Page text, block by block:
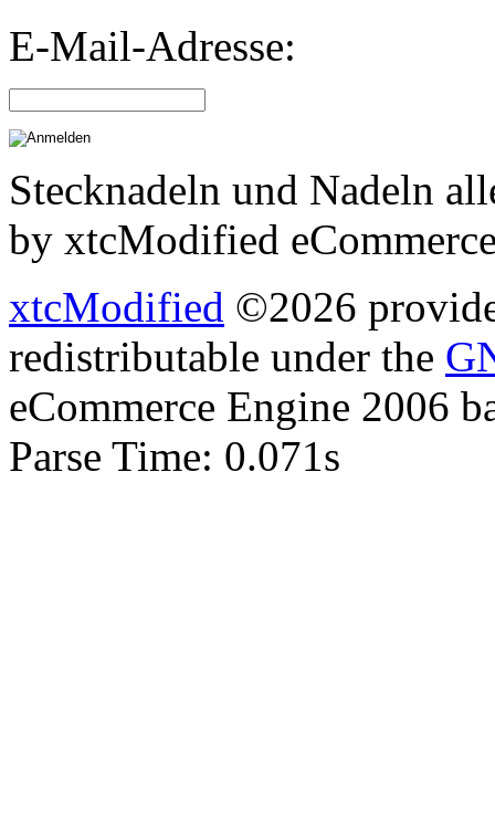
E-Mail-Adresse:
Stecknadeln und Nadeln
by xtcModified
xtcModified ©2026
redistributable under the
eCommerce Engine 2006
Parse Time: 0.071s